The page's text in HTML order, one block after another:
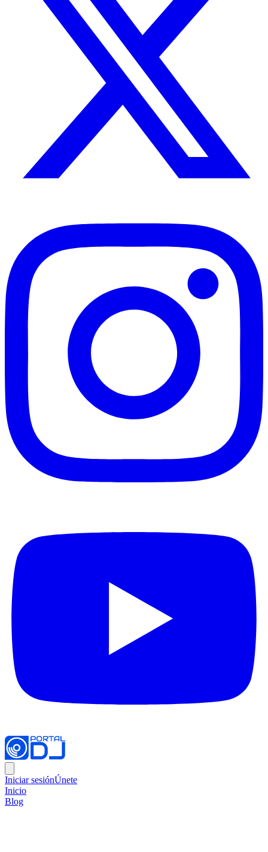
Iniciar sesiónÚnete
Inicio
Blog